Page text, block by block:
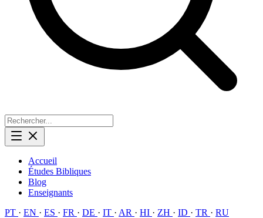
Accueil
Études Bibliques
Blog
Enseignants
PT · EN · ES · FR · DE · IT · AR · HI · ZH · ID · TR · RU